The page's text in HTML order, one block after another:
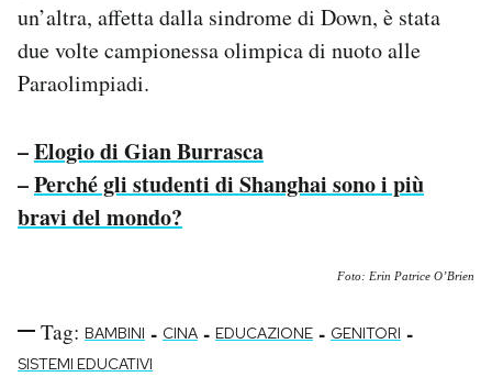
un’altra, affetta dalla sindrome di Down, è stata
due volte campionessa olimpica di nuoto alle
Paraolimpiadi.
–Elogio di Gian Burrasca
–Perché gli studenti di Shanghai sono i più
bravi del mondo?
Foto: Erin Patrice O’Brien
Tag: BAMBINI - CINA - EDUCAZIONE - GENITORI -
SISTEMI EDUCATIVI